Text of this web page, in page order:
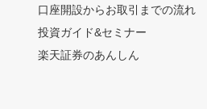
口座開設からお取引までの流れ
投資ガイド&セミナー
楽天証券のあんしん